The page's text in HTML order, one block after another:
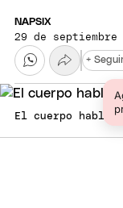
NAPSIX
29 de septiembre
+
El cuerpo habla